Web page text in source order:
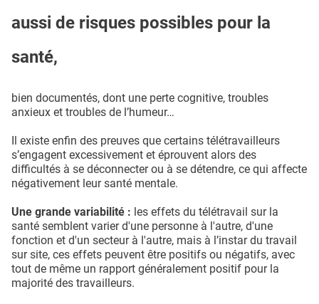
aussi de risques possibles pour la
santé,
bien documentés, dont une perte cognitive, troubles
anxieux et troubles de l’humeur…
Il existe enfin des preuves que certains télétravailleurs
s’engagent excessivement et éprouvent alors des
difficultés à se déconnecter ou à se détendre, ce qui affecte
négativement leur santé mentale.
Une grande variabilité : les effets du télétravail sur la
santé semblent varier d'une personne à l'autre, d'une
fonction et d'un secteur à l'autre, mais à l’instar du travail
sur site, ces effets peuvent être positifs ou négatifs, avec
tout de même un rapport généralement positif pour la
majorité des travailleurs.